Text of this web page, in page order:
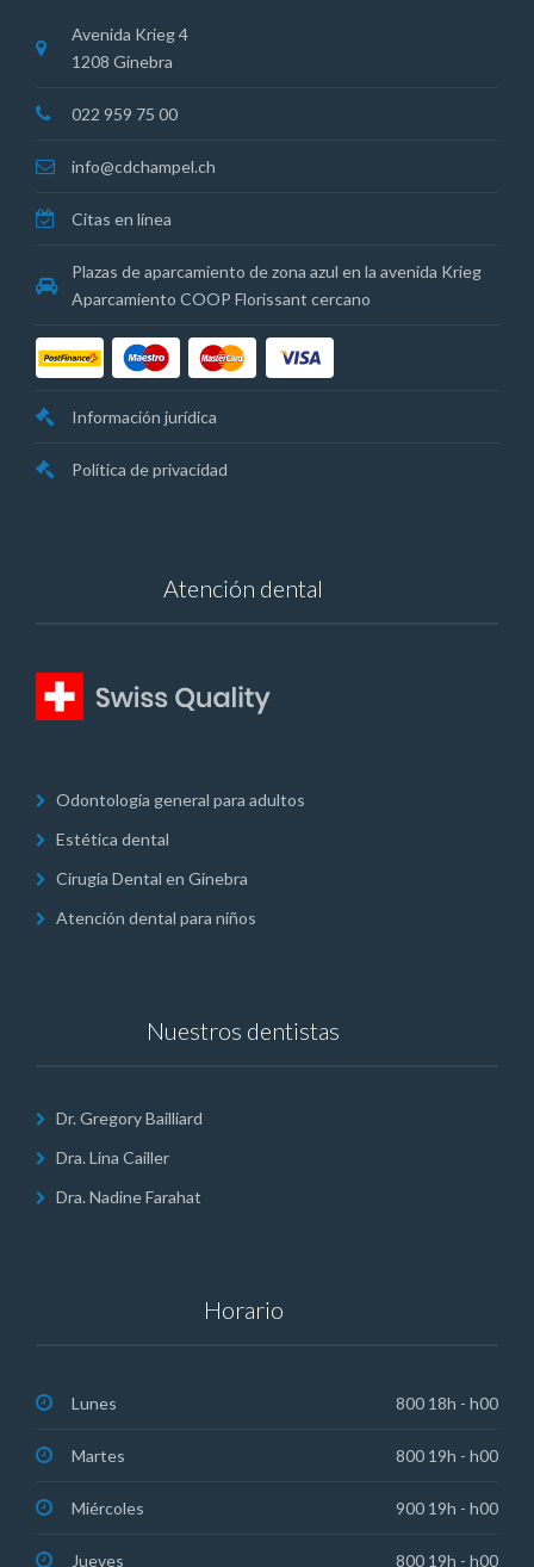
Avenida Krieg 4
1208 Ginebra
022 959 75 00
info@cdchampel.ch
Citas en línea
Plazas de aparcamiento de zona azul en la avenida Krieg
Aparcamiento COOP Florissant cercano
Información jurídica
Política de privacidad
Atención dental
Odontología general para adultos
Estética dental
Cirugia Dental en Ginebra
Atención dental para niños
Nuestros dentistas
Dr. Gregory Bailliard
Dra. Lina Cailler
Dra. Nadine Farahat
Horario
Lunes 800 18h - h00
Martes 800 19h - h00
Miércoles 900 19h - h00
Jueves 800 19h - h00